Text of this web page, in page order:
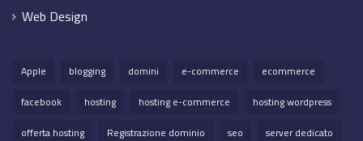
Web Design
Apple blogging domini e-commerce
ecommerce
facebook
hosting hosting e-commerce
hosting wordpress
offerta hosting
Registrazione dominio seo
server dedicato